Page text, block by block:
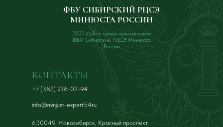
info@minjust-expert54ru
+7 (383) 216-02-94
630049, Новосибирск, Красный проспект,
КОНТАКТЫ
ФБУ СИБИРСКИЙ РЦСЭ
МИНЮСТА РОССИИ
2022 © Все права принадлежат
ФБУ Сибирский РЦСЭ Минюста
России